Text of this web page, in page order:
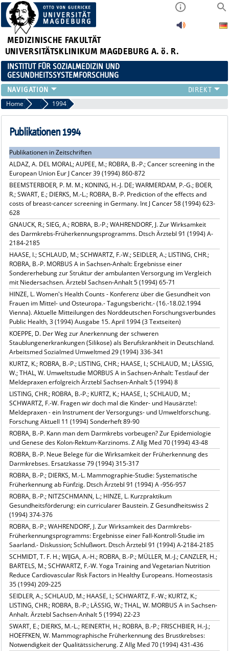
MEDIZINISCHE FAKULTÄT
UNIVERSITÄTSKLINIKUM MAGDEBURG A. ö. R.
INSTITUT FÜR SOZIALMEDIZIN UND
GESUNDHEITSSYSTEMFORSCHUNG
LEHRE
UNSER INSTITUT
TEAM
PUBLIKATIONEN
STELLENANGEBOTE
QUALIFIKATIONSARBEITEN
Home Publikationsarchiv
1994
Publikationen 1994
Publikationen in Zeitschriften
ALDAZ, A. DEL MORAL; AUPEE, M.; ROBRA, B.-P.; Cancer screening in the
European Union Eur J Cancer 39 (1994) 860-872
BEEMSTERBOER, P. M. M.; KONING, H.-J. DE; WARMERDAM, P.-G.; BOER,
R.; SWART, E.; DIERKS, M.-L.; ROBRA, B.-P. Prediction of the effects and
costs of breast-cancer screening in Germany. Int J Cancer 58 (1994) 623-
628
GNAUCK, R.; SIEG, A.; ROBRA, B.-P.; WAHRENDORF, J. Zur Wirksamkeit
des Darmkrebs-Früherkennungsprogramms. Dtsch Ärztebl 91 (1994) A-
2184-2185
HAASE, I.; SCHLAUD, M.; SCHWARTZ, F.-W.; SEIDLER, A.; LISTING, CHR.;
ROBRA, B.-P. MORBUS A in Sachsen-Anhalt: Ergebnisse einer
Sondererhebung zur Struktur der ambulanten Versorgung im Vergleich
mit Niedersachsen. Ärztebl Sachsen-Anhalt 5 (1994) 65-71
HINZE, L. Women's Health Counts - Konferenz über die Gesundheit von
Frauen im Mittel- und Osteuropa.- Tagungsbericht.- (16.-18.02.1994
Vienna). Aktuelle Mitteilungen des Norddeutschen Forschungsverbundes
Public Health, 3 (1994) Ausgabe 15. April 1994 (3 Textseiten)
KOEPPE, D. Der Weg zur Anerkennung der schweren
Staublungenerkrankungen (Silikose) als Berufskrankheit in Deutschland.
Arbeitsmed Sozialmed Umweltmed 29 (1994) 336-341
KURTZ, K.; ROBRA, B.-P.; LISTING, CHR.; HAASE, I.; SCHLAUD, M.; LÄSSIG,
W.; THAL, W. Umweltstudie MORBUS A in Sachsen-Anhalt: Testlauf der
Meldepraxen erfolgreich Ärztebl Sachsen-Anhalt 5 (1994) 8
LISTING, CHR.; ROBRA, B.-P.; KURTZ, K.; HAASE, I.; SCHLAUD, M.;
SCHWARTZ, F.-W. Fragen wir doch mal die Kinder- und Hausärzte!:
Meldepraxen - ein Instrument der Versorgungs- und Umweltforschung.
Forschung Aktuell 11 (1994) Sonderheft 89-90
ROBRA, B.-P. Kann man dem Darmkrebs vorbeugen? Zur Epidemiologie
und Genese des Kolon-Rektum-Karzinoms. Z Allg Med 70 (1994) 43-48
ROBRA, B.-P. Neue Belege für die Wirksamkeit der Früherkennung des
Darmkrebses. Ersatzkasse 79 (1994) 315-317
ROBRA, B.-P.; DIERKS, M.-L. Mammographie-Studie: Systematische
Früherkennung ab Fünfzig. Dtsch Ärztebl 91 (1994) A -956-957
ROBRA, B.-P.; NITZSCHMANN, L.; HINZE, L. Kurzpraktikum
Gesundheitsförderung: ein curricularer Baustein. Z Gesundheitswiss 2
(1994) 374-376
ROBRA, B.-P.; WAHRENDORF, J. Zur Wirksamkeit des Darmkrebs-
Früherkennungsprogramms: Ergebnisse einer Fall-Kontroll-Studie im
Saarland.- Diskussion; Schlußwort. Dtsch Ärztebl 91 (1994) A-2184-2185
SCHMIDT, T. F. H.; WIJGA, A.-H.; ROBRA, B.-P.; MÜLLER, M.-J.; CANZLER, H.;
BARTELS, M.; SCHWARTZ, F.-W. Yoga Training and Vegetarian Nutrition
Reduce Cardiovascular Risk Factors in Healthy Europeans. Homeostasis
35 (1994) 209-225
SEIDLER, A.; SCHLAUD, M.; HAASE, I.; SCHWARTZ, F.-W.; KURTZ, K.;
LISTING, CHR.; ROBRA, B.-P.; LÄSSIG, W.; THAL, W. MORBUS A in Sachsen-
Anhalt. Ärztebl Sachsen-Anhalt 5 (1994) 22-23
SWART, E.; DIERKS, M.-L.; REINERTH, H.; ROBRA, B.-P.; FRISCHBIER, H.-J.;
HOEFFKEN, W. Mammographische Früherkennung des Brustkrebses:
Notwendigkeit der Qualitätssicherung. Z Allg Med 70 (1994) 431-436